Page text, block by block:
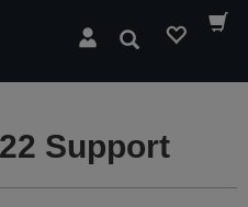
Søg
Support